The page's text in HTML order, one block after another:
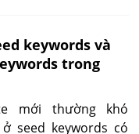
khóa SEO tinh gọn
hơn. Nội dung này
biết cách chọn từ
khai thác dữ liệu
ưu nội dung để tăng
keywords và
trong
mới thường khó
seed keywords có